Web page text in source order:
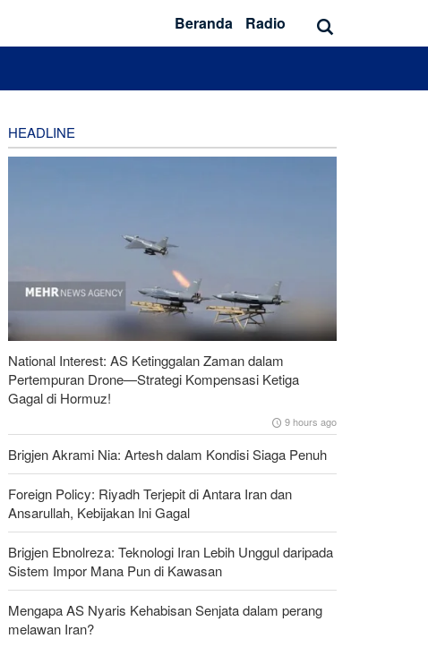
Beranda Radio
HEADLINE
National Interest: AS Ketinggalan Zaman dalam
Pertempuran Drone—Strategi Kompensasi Ketiga
Gagal di Hormuz!
9 hours ago
Brigjen Akrami Nia: Artesh dalam Kondisi Siaga Penuh
Foreign Policy: Riyadh Terjepit di Antara Iran dan
Ansarullah, Kebijakan Ini Gagal
Brigjen Ebnolreza: Teknologi Iran Lebih Unggul daripada
Sistem Impor Mana Pun di Kawasan
Mengapa AS Nyaris Kehabisan Senjata dalam perang
melawan Iran?